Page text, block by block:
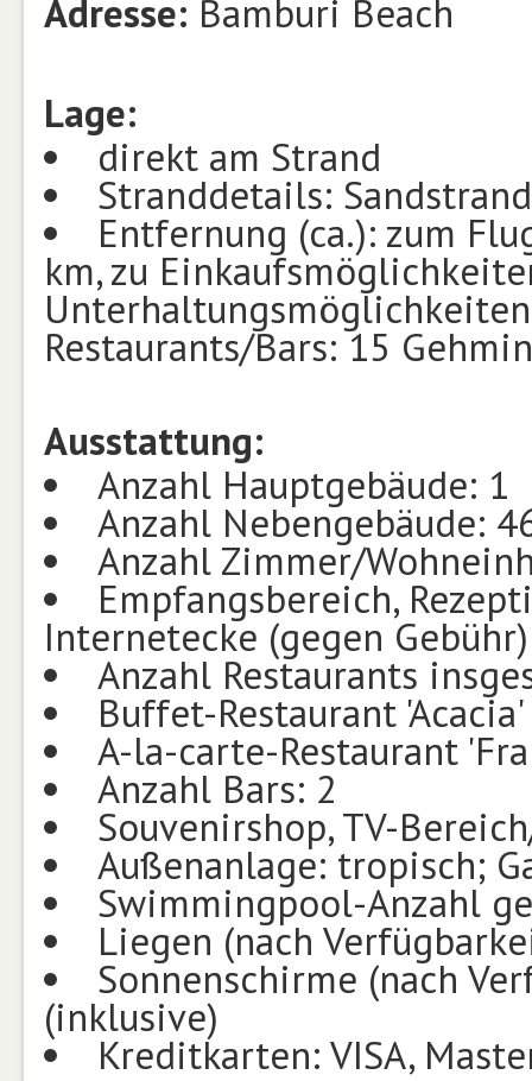
Adresse: Bamburi Beach
Lage:
direkt am Strand
Stranddetails:
Entfernung (ca.): zum
km, zu
Restaurants/Bars: 15
Ausstattung:
Anzahl Hauptgebäude: 1
Anzahl Nebengebäude:
Anzahl Zimmer/
Empfangsbereich,
Internetecke (gegen Gebühr)
Anzahl Restaurants
Buffet-Restaurant 'Acacia'
A-la-carte-Restaurant
Anzahl Bars: 2
Souvenirshop, TV-
Außenanlage: tropisch;
Swimmingpool-Anzahl
Liegen (nach
Sonnenschirme (nach
(inklusive)
Kreditkarten: VISA,